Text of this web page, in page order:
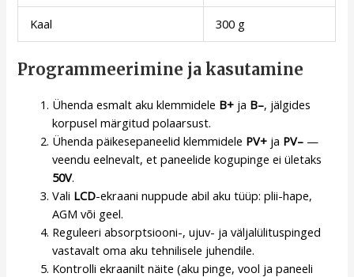
Kaal 300 g
Programmeerimine ja kasutamine
Ühenda esmalt aku klemmidele B+ ja B–, jälgides
korpusel märgitud polaarsust.
Ühenda päikesepaneelid klemmidele PV+ ja PV– —
veendu eelnevalt, et paneelide kogupinge ei ületaks
50V.
Vali LCD-ekraani nuppude abil aku tüüp: plii-hape,
AGM või geel.
Reguleeri absorptsiooni-, ujuv- ja väljalülituspinged
vastavalt oma aku tehnilisele juhendile.
Kontrolli ekraanilt näite (aku pinge, vool ja paneeli